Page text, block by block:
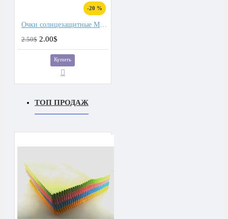
-20 %
Очки солнцезащитные Matlrxs
2.50$ 2.00$
Купить
ТОП ПРОДАЖ